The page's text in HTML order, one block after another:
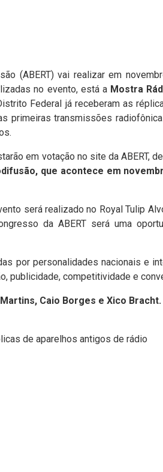
(ABERT) vai realizar em
no evento, está aMostra
Federal já receberam as
primeiras transmissões
em votação no site da ABERT,
que acontece em
será realizado no Royal Tulip
da ABERT será uma
por personalidades nacionais e
publicidade, competitividade e
Caio Borges e Xico Bracht.
de aparelhos antigos de rádio